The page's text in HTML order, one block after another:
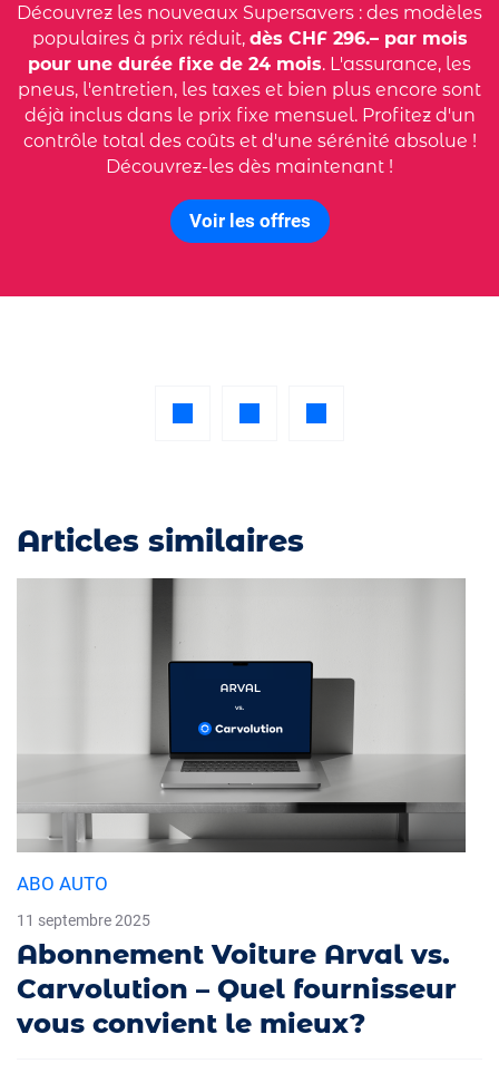
Découvrez les nouveaux Supersavers : des modèles
populaires à prix réduit, dès CHF 296.– par mois
pour une durée fixe de 24 mois. L'assurance, les
pneus, l'entretien, les taxes et bien plus encore sont
déjà inclus dans le prix fixe mensuel. Profitez d'un
contrôle total des coûts et d'une sérénité absolue !
Découvrez-les dès maintenant !
Voir les offres
Articles similaires
ABO AUTO
11 septembre 2025
Abonnement Voiture Arval vs.
Carvolution – Quel fournisseur
vous convient le mieux?